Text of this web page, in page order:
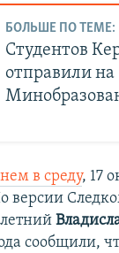
БОЛЬШЕ ПО ТЕМЕ:
Студентов
отправили
в среду, 17
версии
сообщили,